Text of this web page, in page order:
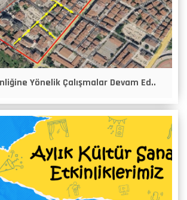
Yönelik Çalışmalar Devam Ed..